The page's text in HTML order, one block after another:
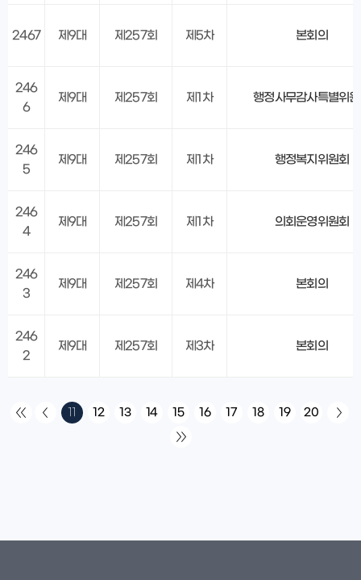
2467 제9대 제257회 제5차 본회의
246
6
제9대 제257회 제1차 행정사무감사특별위
246
5
제9대 제257회 제1차 행정복지위원회
246
4
제9대 제257회 제1차 의회운영위원회
246
3
제9대 제257회 제4차 본회의
246
2
제9대 제257회 제3차 본회의
12 13 14 15 16 17 18 19 20